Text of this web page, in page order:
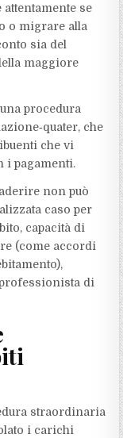
se
o migrare alla
sia del
maggiore
procedura
che
che vi
i pagamenti.
non può
caso per
capacità di
(come accordi
di
straordinaria
i carichi